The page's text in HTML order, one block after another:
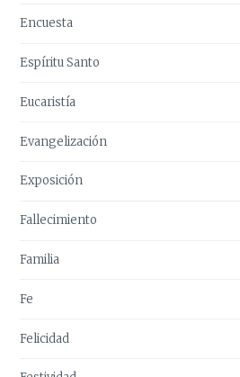
Encuesta
Espíritu Santo
Eucaristía
Evangelización
Exposición
Fallecimiento
Familia
Fe
Felicidad